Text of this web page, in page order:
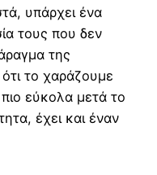
υπάρχει ένα
τους που δεν
της
το χαράζουμε
εύκολα μετά το
έχει και έναν